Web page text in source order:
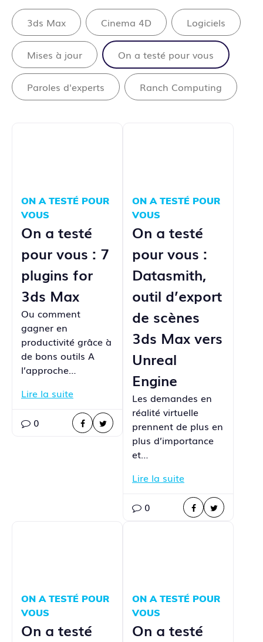
3ds Max Cinema 4D Logiciels
Mises à jour On a testé pour vous
Paroles d'experts Ranch Computing
ON A TESTÉ POUR
VOUS
On a testé
pour vous : 7
plugins for
3ds Max
Ou comment
gagner en
productivité grâce à
de bons outils A
l’approche…
Lire la suite
0
ON A TESTÉ POUR
VOUS
On a testé
pour vous :
Datasmith,
outil d’export
de scènes
3ds Max vers
Unreal
Engine
Les demandes en
réalité virtuelle
prennent de plus en
plus d’importance
et…
Lire la suite
0
ON A TESTÉ POUR
VOUS
On a testé
ON A TESTÉ POUR
VOUS
On a testé